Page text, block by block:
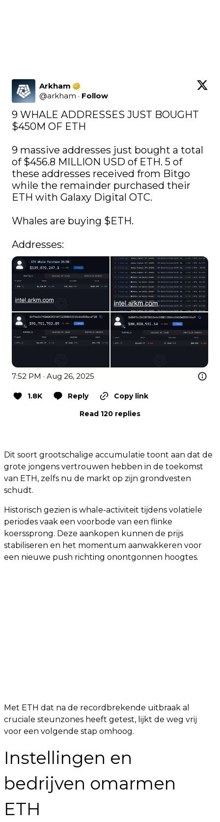
Arkham
@arkham · Follow
9 WHALE ADDRESSES JUST BOUGHT
$450M OF ETH
9 massive addresses just bought a total
of $456.8 MILLION USD of ETH. 5 of
these addresses received from Bitgo
while the remainder purchased their
ETH with Galaxy Digital OTC.
Whales are buying $ETH.
Addresses:
7:52 PM · Aug 26, 2025
1.8K Reply
Copy link
Read 120 replies
Dit soort grootschalige accumulatie toont aan dat de
grote jongens vertrouwen hebben in de toekomst
van ETH, zelfs nu de markt op zijn grondvesten
schudt.
Historisch gezien is whale-activiteit tijdens volatiele
periodes vaak een voorbode van een flinke
koerssprong. Deze aankopen kunnen de prijs
stabiliseren en het momentum aanwakkeren voor
een nieuwe push richting onontgonnen hoogtes.
Met ETH dat na de recordbrekende uitbraak al
cruciale steunzones heeft getest, lijkt de weg vrij
voor een volgende stap omhoog.
Instellingen en
bedrijven omarmen
ETH